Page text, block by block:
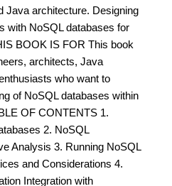
Java architecture. Designing
with NoSQL databases for
BOOK IS FOR This book
architects, Java
who want to
of NoSQL databases within
OF CONTENTS 1.
2. NoSQL
Analysis 3. Running NoSQL
and Considerations 4.
Integration with